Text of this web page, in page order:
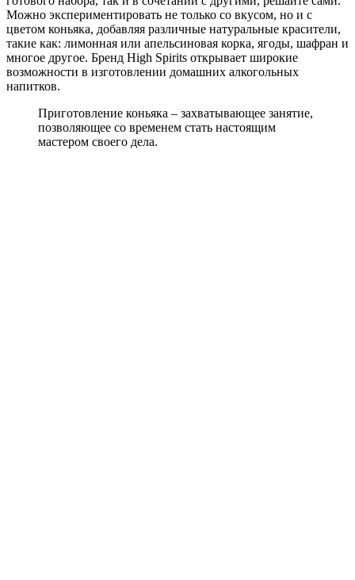
Можно экспериментировать не только со вкусом, но и с
цветом коньяка, добавляя различные натуральные красители,
такие как: лимонная или апельсиновая корка, ягоды, шафран и
многое другое. Бренд High Spirits открывает широкие
возможности в изготовлении домашних алкогольных
напитков.
Приготовление коньяка – захватывающее занятие,
позволяющее со временем стать настоящим
мастером своего дела.